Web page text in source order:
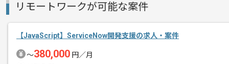
リモートワークが可能な案件
【JavaScript】ServiceNow開発支援の求人・案件
〜380,000 円／月